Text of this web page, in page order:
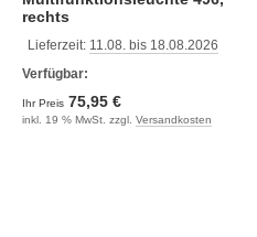
rechts
Lieferzeit: 11.08. bis 18.08.2026
Verfügbar:
Ihr Preis 75,95 €
inkl. 19 % MwSt. zzgl. Versandkosten